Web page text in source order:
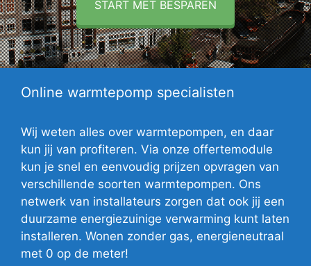
START MET BESPAREN
Online warmtepomp specialisten
Wij weten alles over warmtepompen, en daar
kun jij van profiteren. Via onze offertemodule
kun je snel en eenvoudig prijzen opvragen van
verschillende soorten warmtepompen. Ons
netwerk van installateurs zorgen dat ook jij een
duurzame energiezuinige verwarming kunt laten
installeren. Wonen zonder gas, energieneutraal
met 0 op de meter!